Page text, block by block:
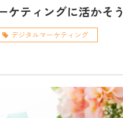
ケティングに活かそう
デジタルマーケティング